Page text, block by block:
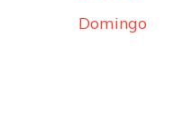
Domingo